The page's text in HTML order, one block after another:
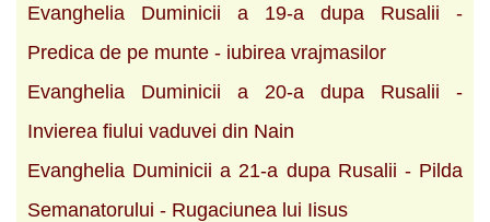
Evanghelia Duminicii a 19-a dupa Rusalii -
Predica de pe munte - iubirea vrajmasilor
Evanghelia Duminicii a 20-a dupa Rusalii -
Invierea fiului vaduvei din Nain
Evanghelia Duminicii a 21-a dupa Rusalii - Pilda
Semanatorului - Rugaciunea lui Iisus